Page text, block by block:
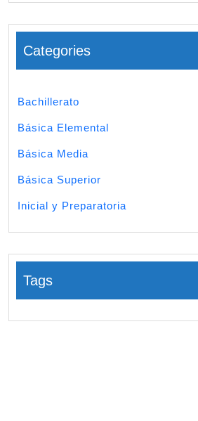
Categories
Bachillerato
Básica Elemental
Básica Media
Básica Superior
Inicial y Preparatoria
Tags